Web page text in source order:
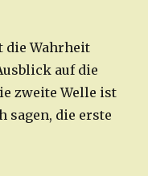
die Wahrheit
auf die
zweite Welle ist
sagen, die erste